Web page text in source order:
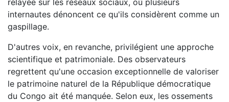
internautes dénoncent ce qu'ils considèrent comme un
gaspillage.
D'autres voix, en revanche, privilégient une approche
scientifique et patrimoniale. Des observateurs
regrettent qu'une occasion exceptionnelle de valoriser
le patrimoine naturel de la République démocratique
du Congo ait été manquée. Selon eux, les ossements